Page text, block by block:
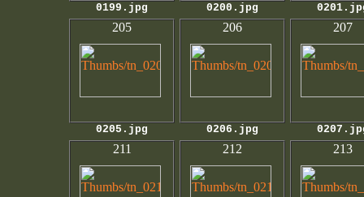
0199.jpg 0200.jpg
205
0205.jpg
206
0206.jpg
207
211 212 213